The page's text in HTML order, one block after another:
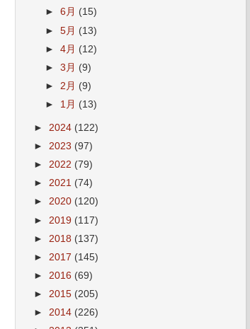
►6月 (15)
►5月 (13)
►4月 (12)
►3月 (9)
► 2月 (9)
► 1月 (13)
► 2024 (122)
► 2023 (97)
► 2022 (79)
► 2021 (74)
► 2020 (120)
► 2019 (117)
► 2018 (137)
► 2017 (145)
► 2016 (69)
► 2015 (205)
► 2014 (226)